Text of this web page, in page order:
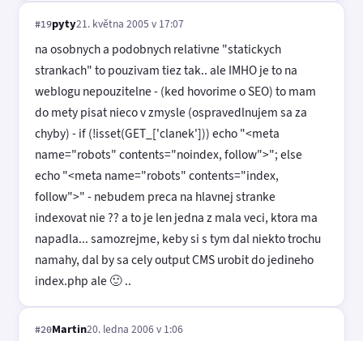
#19pyty21. května 2005 v 17:07
na osobnych a podobnych relativne "statickych
strankach" to pouzivam tiez tak.. ale IMHO je to na
weblogu nepouzitelne - (ked hovorime o SEO) to mam
do mety pisat nieco v zmysle (ospravedlnujem sa za
chyby) - if (!isset(GET_['clanek'])) echo "<meta
name="robots" contents="noindex, follow">"; else
echo "<meta name="robots" contents="index,
follow">" - nebudem preca na hlavnej stranke
indexovat nie ?? a to je len jedna z mala veci, ktora ma
napadla... samozrejme, keby si s tym dal niekto trochu
namahy, dal by sa cely output CMS urobit do jedineho
index.php ale 🙂 ..
#20Martin20. ledna 2006 v 1:06